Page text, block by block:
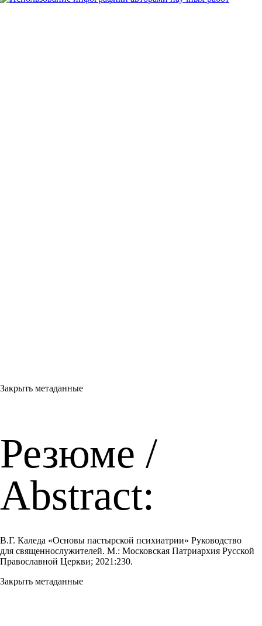
Закрыть метаданные
Резюме /
Abstract:
В.Г. Каледа «Основы пастырской психиатрии» Руководство
для священнослужителей. М.: Московская Патриархия Русской
Православной Церкви; 2021:230.
Закрыть метаданные